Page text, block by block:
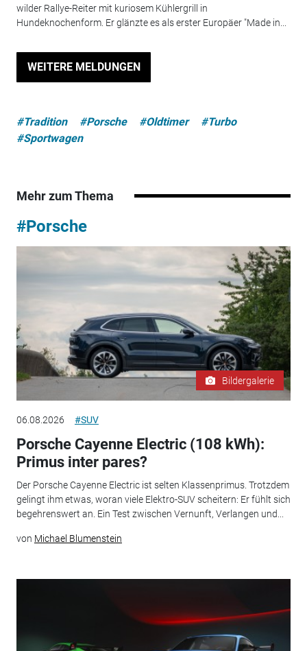
wilder Rallye-Reiter mit kuriosem Kühlergrill in
Hundeknochenform. Er glänzte es als erster Europäer "Made in...
WEITERE MELDUNGEN
#Tradition #Porsche #Oldtimer
#Turbo
#Sportwagen
Mehr zum Thema
#Porsche
Bildergalerie
06.08.2026 #SUV
Porsche Cayenne Electric (108 kWh):
Primus inter pares?
Der Porsche Cayenne Electric ist selten Klassenprimus. Trotzdem
gelingt ihm etwas, woran viele Elektro-SUV scheitern: Er fühlt sich
begehrenswert an. Ein Test zwischen Vernunft, Verlangen und...
von Michael Blumenstein